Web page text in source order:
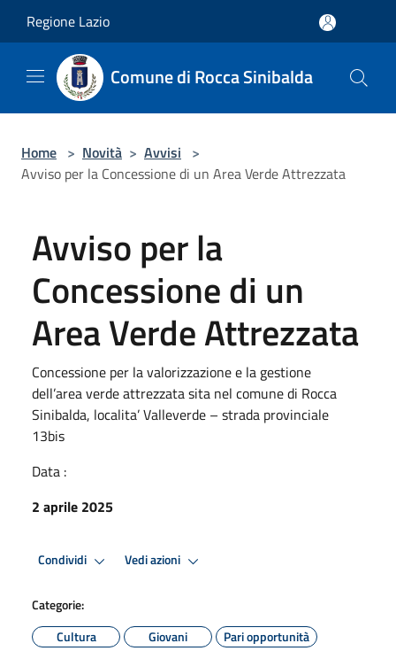
Regione Lazio
Comune di Rocca Sinibalda
Home > Novità > Avvisi >
Avviso per la Concessione di un Area Verde Attrezzata
Avviso per la
Concessione di un
Area Verde Attrezzata
Concessione per la valorizzazione e la gestione
dell’area verde attrezzata sita nel comune di Rocca
Sinibalda, localita’ Valleverde – strada provinciale
13bis
Data :
2 aprile 2025
Condividi Vedi azioni
Categorie:
Cultura
Giovani
Pari opportunità